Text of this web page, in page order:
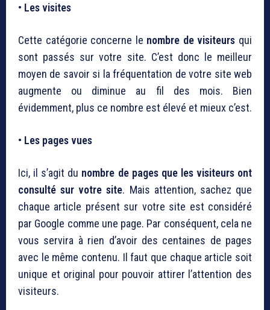
• Les visites
Cette catégorie concerne le nombre de visiteurs qui
sont passés sur votre site. C’est donc le meilleur
moyen de savoir si la fréquentation de votre site web
augmente ou diminue au fil des mois. Bien
évidemment, plus ce nombre est élevé et mieux c’est.
• Les pages vues
Ici, il s’agit du nombre de pages que les visiteurs ont
consulté sur votre site. Mais attention, sachez que
chaque article présent sur votre site est considéré
par Google comme une page. Par conséquent, cela ne
vous servira à rien d’avoir des centaines de pages
avec le même contenu. Il faut que chaque article soit
unique et original pour pouvoir attirer l’attention des
visiteurs.